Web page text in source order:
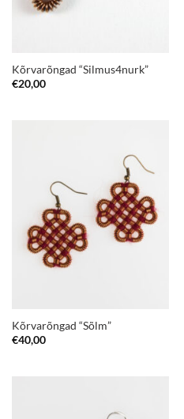
Kõrvarõngad “Silmus4nurk”
€20,00
Kõrvarõngad “Sõlm”
€40,00